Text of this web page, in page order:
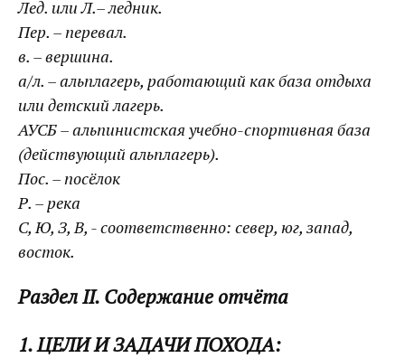
Лед. или Л.– ледник.
Пер. – перевал.
в. – вершина.
а/л. – альплагерь, работающий как база отдыха
или детский лагерь.
АУСБ – альпинистская учебно-спортивная база
(действующий альплагерь).
Пос. – посёлок
Р. – река
С, Ю, З, В, - соответственно: север, юг, запад,
восток.
Раздел II. Содержание отчёта
1. ЦЕЛИ И ЗАДАЧИ ПОХОДА: